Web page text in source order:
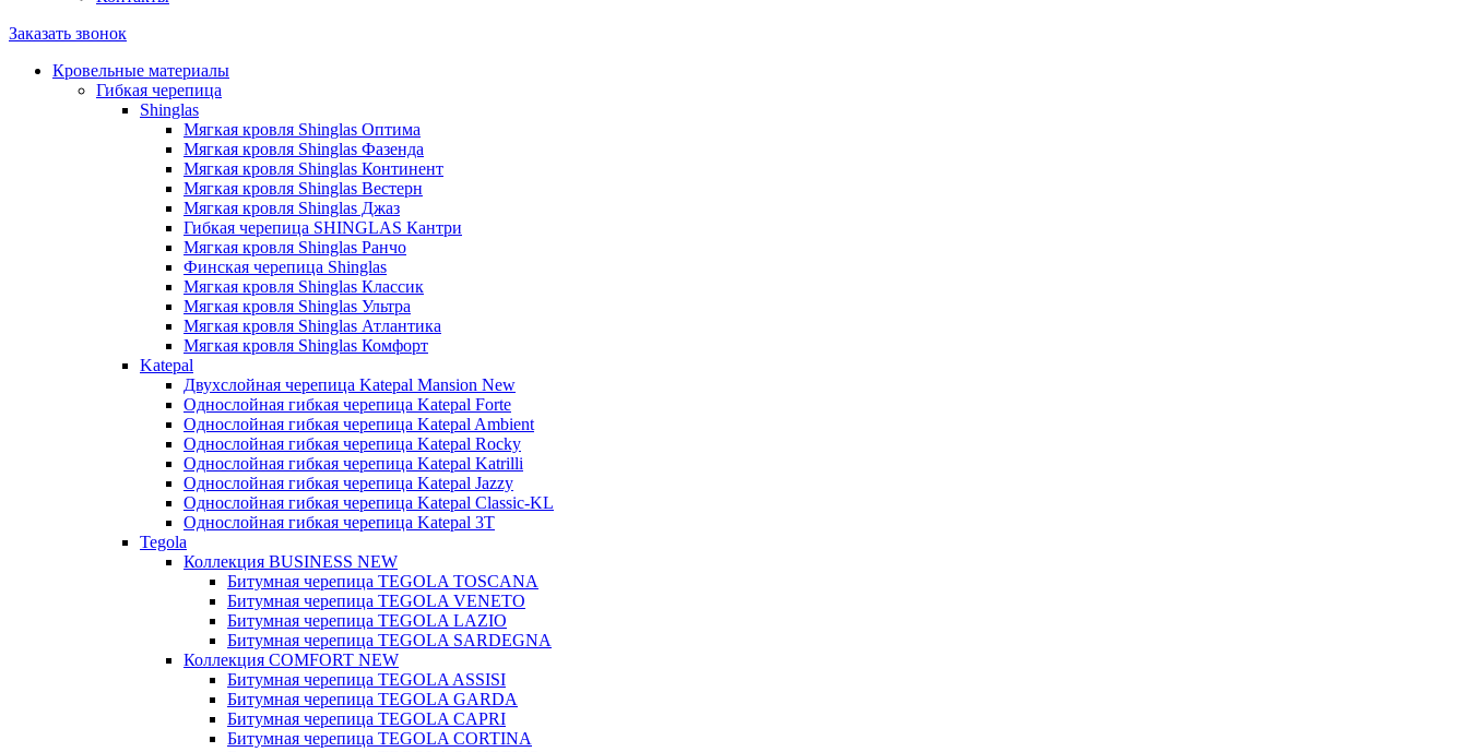
Заказать звонок
Кровельные материалы
Гибкая черепица
Shinglas
Мягкая кровля Shinglas Оптима
Мягкая кровля Shinglas Фазенда
Мягкая кровля Shinglas Континент
Мягкая кровля Shinglas Вестерн
Мягкая кровля Shinglas Джаз
Гибкая черепица SHINGLAS Кантри
Мягкая кровля Shinglas Ранчо
Финская черепица Shinglas
Мягкая кровля Shinglas Классик
Мягкая кровля Shinglas Ультра
Мягкая кровля Shinglas Атлантика
Мягкая кровля Shinglas Комфорт
Katepal
Двухслойная черепица Katepal Mansion New
Однослойная гибкая черепица Katepal Forte
Однослойная гибкая черепица Katepal Ambient
Однослойная гибкая черепица Katepal Rocky
Однослойная гибкая черепица Katepal Katrilli
Однослойная гибкая черепица Katepal Jazzy
Однослойная гибкая черепица Katepal Classic-KL
Однослойная гибкая черепица Katepal 3T
Tegola
Коллекция BUSINESS NEW
Битумная черепица TEGOLA TOSCANA
Битумная черепица TEGOLA VENETO
Битумная черепица TEGOLA LAZIO
Битумная черепица TEGOLA SARDEGNA
Коллекция COMFORT NEW
Битумная черепица TEGOLA ASSISI
Битумная черепица TEGOLA GARDA
Битумная черепица TEGOLA CAPRI
Битумная черепица TEGOLA CORTINA